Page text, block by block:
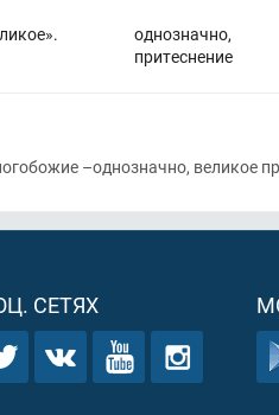
однозначно,
притеснение
–однозначно, великое
СЕТЯХ